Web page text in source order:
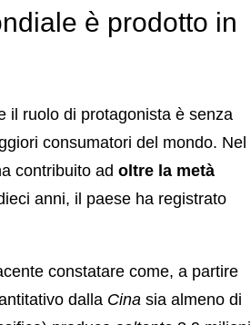
è prodotto in
il ruolo di protagonista è senza
consumatori del mondo. Nel
contribuito ad oltre la metà
anni, il paese ha registrato
constatare come, a partire
dalla Cina sia almeno di